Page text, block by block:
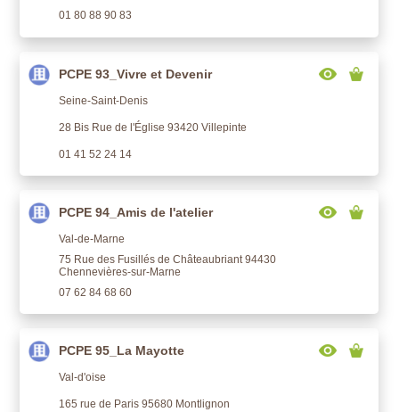
01 80 88 90 83
PCPE 93_Vivre et Devenir
Seine-Saint-Denis
28 Bis Rue de l'Église 93420 Villepinte
01 41 52 24 14
PCPE 94_Amis de l'atelier
Val-de-Marne
75 Rue des Fusillés de Châteaubriant 94430
Chennevières-sur-Marne
07 62 84 68 60
PCPE 95_La Mayotte
Val-d'oise
165 rue de Paris 95680 Montlignon